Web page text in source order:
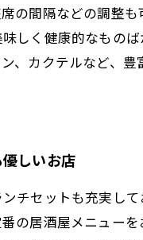
の間隔などの調整
しく健康的なもの
、カクテルなど、
しいお店
チセットも充実し
の居酒屋メニュー